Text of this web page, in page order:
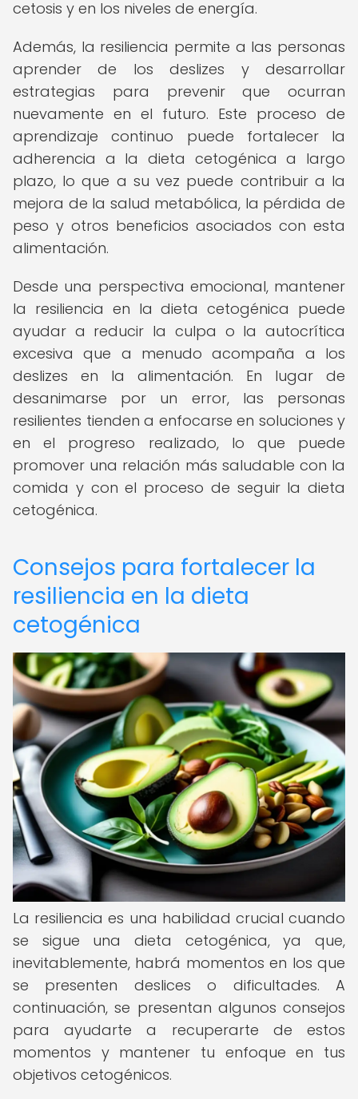
cetosis y en los niveles de energía.
Además, la resiliencia permite a las personas
aprender de los deslizes y desarrollar
estrategias para prevenir que ocurran
nuevamente en el futuro. Este proceso de
aprendizaje continuo puede fortalecer la
adherencia a la dieta cetogénica a largo
plazo, lo que a su vez puede contribuir a la
mejora de la salud metabólica, la pérdida de
peso y otros beneficios asociados con esta
alimentación.
Desde una perspectiva emocional, mantener
la resiliencia en la dieta cetogénica puede
ayudar a reducir la culpa o la autocrítica
excesiva que a menudo acompaña a los
deslizes en la alimentación. En lugar de
desanimarse por un error, las personas
resilientes tienden a enfocarse en soluciones y
en el progreso realizado, lo que puede
promover una relación más saludable con la
comida y con el proceso de seguir la dieta
cetogénica.
Consejos para fortalecer la
resiliencia en la dieta
cetogénica
La resiliencia es una habilidad crucial cuando
se sigue una dieta cetogénica, ya que,
inevitablemente, habrá momentos en los que
se presenten deslices o dificultades. A
continuación, se presentan algunos consejos
para ayudarte a recuperarte de estos
momentos y mantener tu enfoque en tus
objetivos cetogénicos.